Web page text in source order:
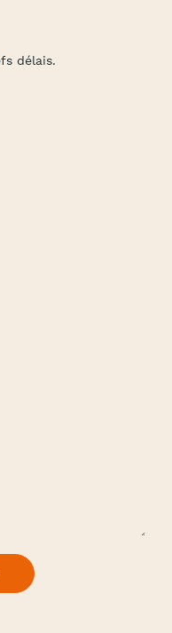
délais.